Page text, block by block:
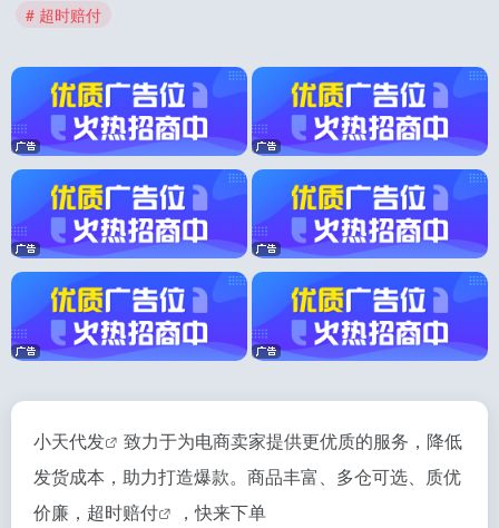
# 超时赔付
小天代发
致力于为电商卖家提供更优质的服务，降低
发货成本，助力打造爆款。商品丰富、多仓可选、质优
价廉， 超时赔付 ，快来下单